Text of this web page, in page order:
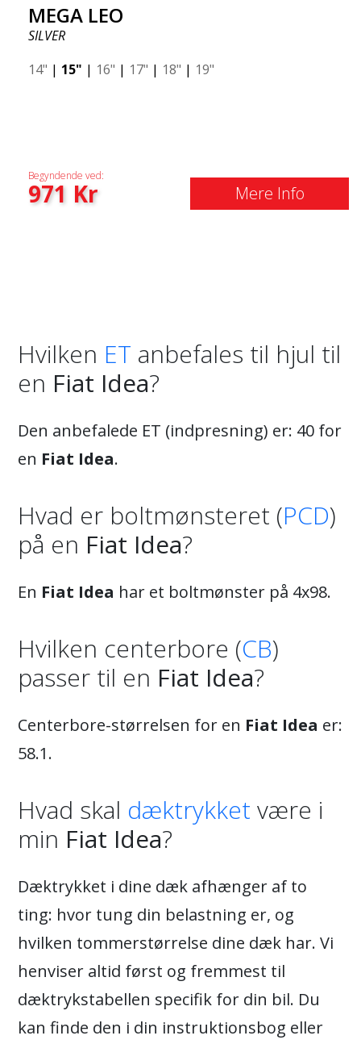
MEGA LEO
SILVER
14" | 15" | 16" | 17" | 18" | 19"
Begyndende ved:
971 Kr Mere Info
Hvilken ET anbefales til hjul til
en Fiat Idea?
Den anbefalede ET (indpresning) er: 40 for
en Fiat Idea.
Hvad er boltmønsteret (PCD)
på en Fiat Idea?
En Fiat Idea har et boltmønster på 4x98.
Hvilken centerbore (CB)
passer til en Fiat Idea?
Centerbore-størrelsen for en Fiat Idea er:
58.1.
Hvad skal dæktrykket være i
min Fiat Idea?
Dæktrykket i dine dæk afhænger af to
ting: hvor tung din belastning er, og
hvilken tommerstørrelse dine dæk har. Vi
henviser altid først og fremmest til
dæktrykstabellen specifik for din bil. Du
kan finde den i din instruktionsbog eller